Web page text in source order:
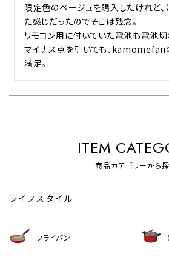
限定色のベージュを購入したけれど、
た感じだったのでそこは残念。
リモコン用に付いていた電池も電池切
マイナス点を引いても、
満足。
ITEM
商品カテゴリーから
ライフスタイル
フライパン